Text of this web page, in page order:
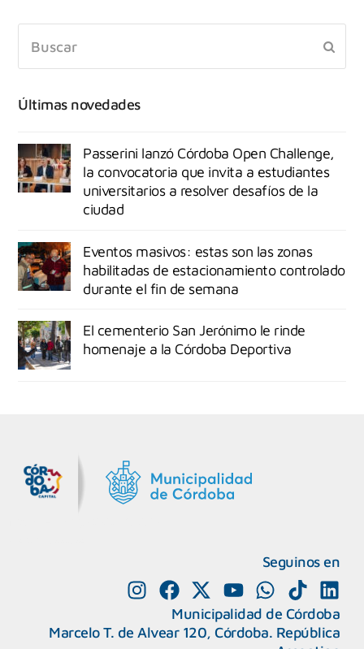
Últimas novedades
Passerini lanzó Córdoba Open Challenge,
la convocatoria que invita a estudiantes
universitarios a resolver desafíos de la
ciudad
Eventos masivos: estas son las zonas
habilitadas de estacionamiento controlado
durante el fin de semana
El cementerio San Jerónimo le rinde
homenaje a la Córdoba Deportiva
Seguinos en
Municipalidad de Córdoba
Marcelo T. de Alvear 120, Córdoba. República